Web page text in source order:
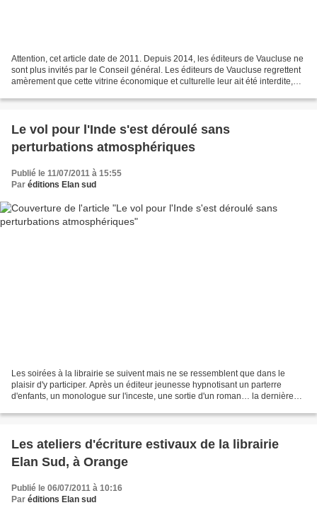
Attention, cet article date de 2011. Depuis 2014, les éditeurs de Vaucluse ne
sont plus invités par le Conseil général. Les éditeurs de Vaucluse regrettent
amèrement que cette vitrine économique et culturelle leur ait été interdite,
Le vol pour l'Inde s'est déroulé sans
perturbations atmosphériques
Publié le 11/07/2011 à 15:55
Par éditions Elan sud
Les soirées à la librairie se suivent mais ne se ressemblent que dans le
plaisir d'y participer. Après un éditeur jeunesse hypnotisant un parterre
d'enfants, un monologue sur l'inceste, une sortie d'un roman… la dernière
Les ateliers d'écriture estivaux de la librairie
Elan Sud, à Orange
Publié le 06/07/2011 à 10:16
Par éditions Elan sud